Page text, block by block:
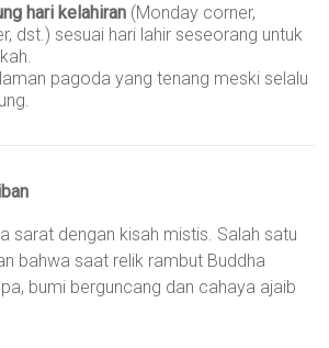
hari kelahiran (Monday corner,
dst.) sesuai hari lahir seseorang untuk
pagoda yang tenang meski selalu
sarat dengan kisah mistis. Salah satu
bahwa saat relik rambut Buddha
bumi berguncang dan cahaya ajaib